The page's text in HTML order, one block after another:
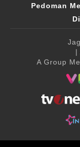
Pedoman
|
A Group